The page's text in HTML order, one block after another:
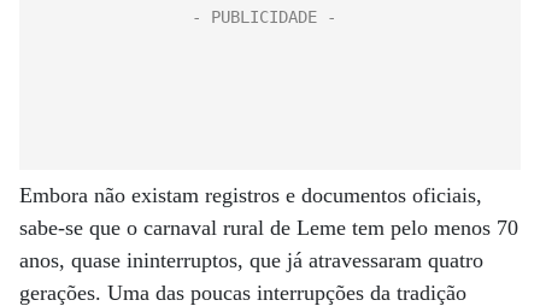
Embora não existam registros e documentos oficiais,
sabe-se que o carnaval rural de Leme tem pelo menos 70
anos, quase ininterruptos, que já atravessaram quatro
gerações. Uma das poucas interrupções da tradição